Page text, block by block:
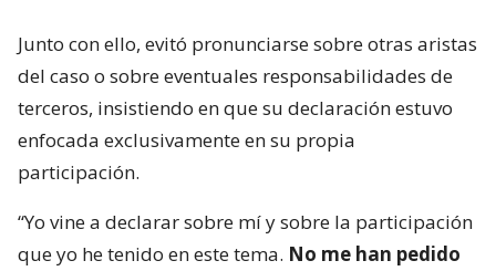
Junto con ello, evitó pronunciarse sobre otras aristas
del caso o sobre eventuales responsabilidades de
terceros, insistiendo en que su declaración estuvo
enfocada exclusivamente en su propia
participación.
“Yo vine a declarar sobre mí y sobre la participación
que yo he tenido en este tema. No me han pedido